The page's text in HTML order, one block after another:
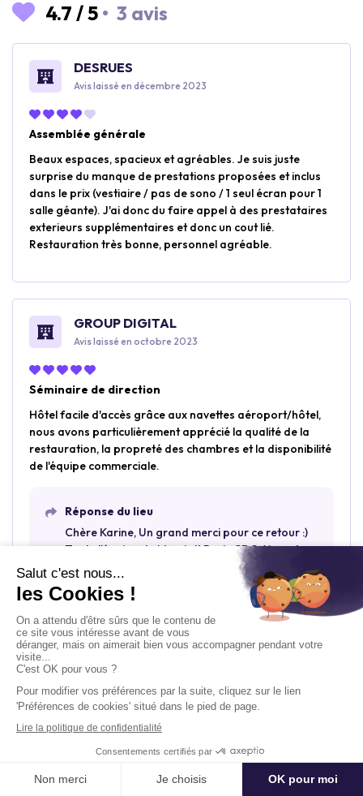
4.7 /5 • 3 avis
DESRUES
Avis laissé en décembre 2023
Assemblée générale
Beaux espaces, spacieux et agréables. Je suis juste
surprise du manque de prestations proposées et inclus
dans le prix (vestiaire / pas de sono / 1 seul écran pour 1
salle géante). J'ai donc du faire appel à des prestataires
exterieurs supplémentaires et donc un cout lié.
Restauration très bonne, personnel agréable.
GROUP DIGITAL
Avis laissé en octobre 2023
Séminaire de direction
Hôtel facile d'accès grâce aux navettes aéroport/hôtel,
nous avons particulièrement apprécié la qualité de la
restauration, la propreté des chambres et la disponibilité
de l'équipe commerciale.
Réponse du lieu
Chère Karine, Un grand merci pour ce retour :)
Toute l'équipe du Marriott Paris CDG Airport
Hotel était ravie de vous accueillir pour ce bel
évènement ! A très bientôt ;)
Engie
Avis laissé en janvier 2017
Séminaire résidentiel
Tout s'est très bien passé. Nous avons été très bien
accueillis et le buffet était super.
Demander un devis
Délai moyen de réponse : Moins d'un jour ouvré